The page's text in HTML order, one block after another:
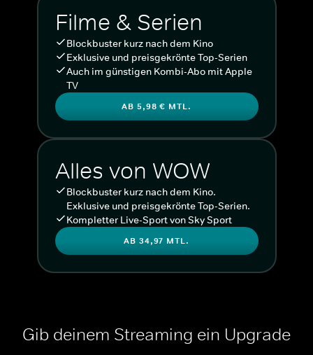
Filme & Serien
Blockbuster kurz nach dem Kino
Exklusive und preisgekrönte Top-Serien
Auch im günstigen Kombi-Abo mit Apple
TV
AB 5,98 € MTL.
Alles von WOW
Blockbuster kurz nach dem Kino.
Exklusive und preisgekrönte Top-Serien.
Kompletter Live-Sport von Sky Sport
AB 34,97 MTL.
Gib deinem Streaming ein Upgrade